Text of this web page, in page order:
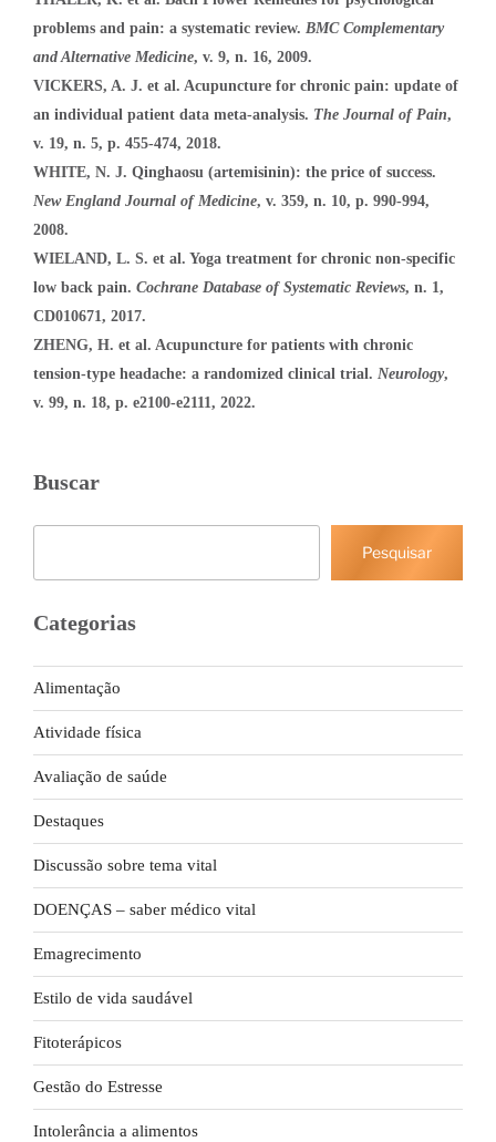
problems and pain: a systematic review. BMC Complementary
and Alternative Medicine, v. 9, n. 16, 2009.
VICKERS, A. J. et al. Acupuncture for chronic pain: update of
an individual patient data meta-analysis. The Journal of Pain,
v. 19, n. 5, p. 455-474, 2018.
WHITE, N. J. Qinghaosu (artemisinin): the price of success.
New England Journal of Medicine, v. 359, n. 10, p. 990-994,
2008.
WIELAND, L. S. et al. Yoga treatment for chronic non-specific
low back pain. Cochrane Database of Systematic Reviews, n. 1,
CD010671, 2017.
ZHENG, H. et al. Acupuncture for patients with chronic
tension-type headache: a randomized clinical trial. Neurology,
v. 99, n. 18, p. e2100-e2111, 2022.
Buscar
Pesquisar
Categorias
Alimentação
Atividade física
Avaliação de saúde
Destaques
Discussão sobre tema vital
DOENÇAS – saber médico vital
Emagrecimento
Estilo de vida saudável
Fitoterápicos
Gestão do Estresse
Intolerância a alimentos